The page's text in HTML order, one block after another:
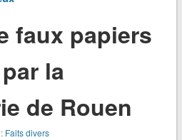
faux papiers
la
de Rouen
Faits divers